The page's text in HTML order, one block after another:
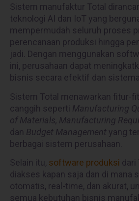
Sistem manufaktur Total
teknologi AI dan IoT yang
mempermudah seluruh proses
perencanaan produksi hingga
jadi. Dengan menggunakan
ini, perusahaan dapat
bisnis secara efektif dan
Sistem Total menawarkan fitur-
canggih seperti Manufacturing
of Materials, Manufacturing
dan Budget Management yang
berbagai sistem perusahaan.
Selain itu, software produksi dari
diakses kapan saja dan di mana
otomatis, real-time, dan akurat,
semua kebutuhan bisnis